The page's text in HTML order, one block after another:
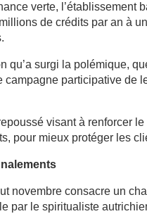
verte, l’établissement
de crédits par an à
qu’a surgi la polémique,
campagne participative de
visant à renforcer
pour mieux protéger les
novembre consacre un
par le spiritualiste